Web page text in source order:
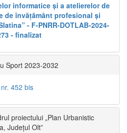
informatice și a atelierelor de
de învățământ profesional și
- F-PNRR-DOTLAB-2024-
- finalizat
Sport 2023-2032
452 bis
proiectului „Plan Urbanistic
Județul Olt”